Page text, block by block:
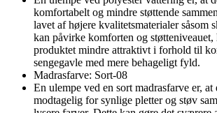
komfortabelt og mindre støttende
lavet af højere kvalitetsmaterialer såsom
kan påvirke komforten og
produktet mindre attraktivt i forhold til
sengegavle med mere behageligt fyld.
Madrasfarve: Sort-08
En ulempe ved en sort madrasfarve er,
modtagelig for synlige pletter og støv